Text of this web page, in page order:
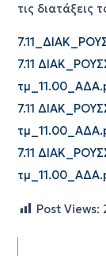
τις διατάξεις
7.11
7.11
7.11
Post Views: